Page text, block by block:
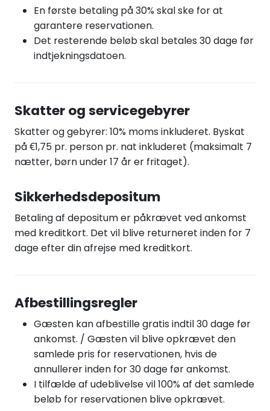
En første betaling på 30% skal ske for at
garantere reservationen.
Det resterende beløb skal betales 30 dage før
indtjekningsdatoen.
Skatter og servicegebyrer
Skatter og gebyrer: 10% moms inkluderet. Byskat
på €1,75 pr. person pr. nat inkluderet (maksimalt 7
nætter, børn under 17 år er fritaget).
Sikkerhedsdepositum
Betaling af depositum er påkrævet ved ankomst
med kreditkort. Det vil blive returneret inden for 7
dage efter din afrejse med kreditkort.
Afbestillingsregler
Gæsten kan afbestille gratis indtil 30 dage før
ankomst. / Gæsten vil blive opkrævet den
samlede pris for reservationen, hvis de
annullerer inden for 30 dage før ankomst.
I tilfælde af udeblivelse vil 100% af det samlede
beløb for reservationen blive opkrævet.